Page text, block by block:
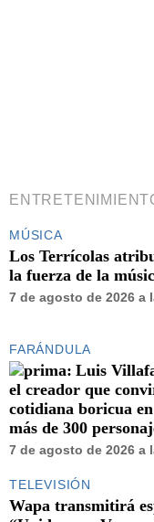
MÚSICA
Los Terrícolas
la fuerza de la
7 de agosto de 2026 a
FARÁNDULA
Luis
el creador que
cotidiana boricua
más de 300
7 de agosto de 2026 a
TELEVISIÓN
Wapa transmitirá